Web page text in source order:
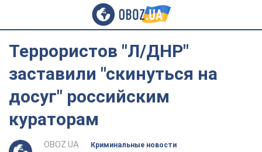
Террористов "Л/ДНР"
заставили "скинуться на
досуг" российским
кураторам
OBOZ.UA
Криминальные новости